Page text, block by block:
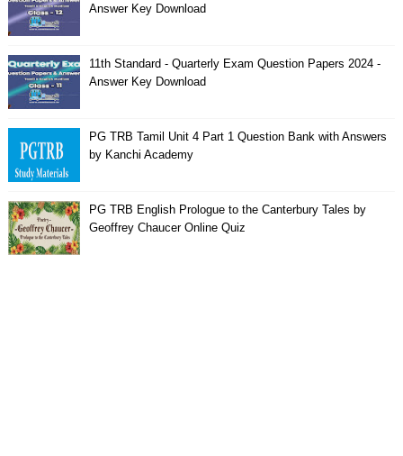
Answer Key Download
11th Standard - Quarterly Exam Question Papers 2024 -
Answer Key Download
PG TRB Tamil Unit 4 Part 1 Question Bank with Answers
by Kanchi Academy
PG TRB English Prologue to the Canterbury Tales by
Geoffrey Chaucer Online Quiz